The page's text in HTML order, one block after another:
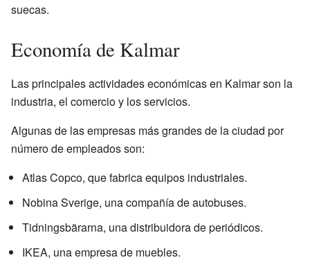
suecas.
Economía de Kalmar
Las principales actividades económicas en Kalmar son la
industria, el comercio y los servicios.
Algunas de las empresas más grandes de la ciudad por
número de empleados son:
Atlas Copco, que fabrica equipos industriales.
Nobina Sverige, una compañía de autobuses.
Tidningsbärarna, una distribuidora de periódicos.
IKEA, una empresa de muebles.